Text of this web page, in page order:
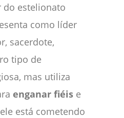
do estelionato
como líder
sacerdote,
tipo de
mas utiliza
enganar fiéis e
está cometendo